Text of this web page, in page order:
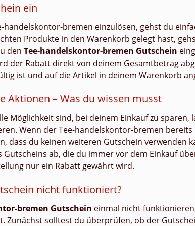
ein
handelskontor-bremen einzulösen, gehst du
Produkte in den Warenkorb gelegt hast,
den Tee-handelskontor-bremen Gutschein
der Rabatt direkt von deinem Gesamtbetrag
ist und auf die Artikel in deinem Warenkorb
Aktionen – Was du wissen musst
Möglichkeit sind, bei deinem Einkauf zu sparen,
Wenn der Tee-handelskontor-bremen
dass du keinen weiteren Gutschein verwenden
Gutscheins ab, die du immer vor dem Einkauf
nur ein Rabatt gewährt wird.
nicht funktioniert?
bremen Gutschein einmal nicht
Zunächst solltest du überprüfen, ob der